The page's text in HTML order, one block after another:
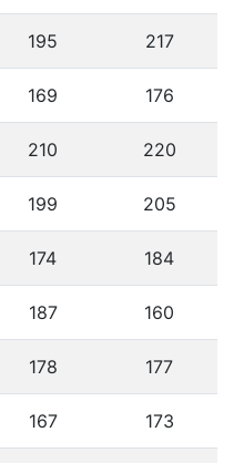
195 217
169 176
210 220
199 205
174 184
187 160
178 177
167 173